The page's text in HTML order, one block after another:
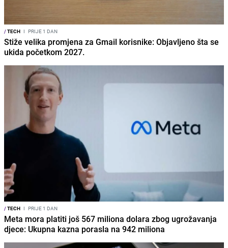
/TECH I PRIJE 1 DAN
Stiže velika promjena za Gmail korisnike: Objavljeno šta se
ukida početkom 2027.
/TECH I PRIJE 1 DAN
Meta mora platiti još 567 miliona dolara zbog ugrožavanja
djece: Ukupna kazna porasla na 942 miliona